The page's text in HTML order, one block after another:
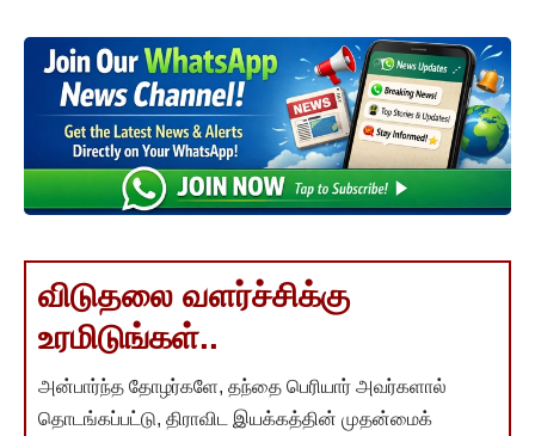
விடுதலை வளர்ச்சிக்கு
உரமிடுங்கள்..
அன்பார்ந்த தோழர்களே, தந்தை பெரியார் அவர்களால்
தொடங்கப்பட்டு, திராவிட இயக்கத்தின் முதன்மைக்